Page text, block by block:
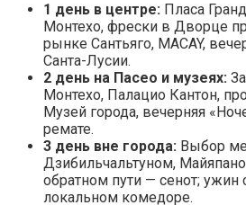
1 день в центре: Пласа
Монтехо, фрески в Дворце
рынке Сантьяго, MACAY,
Санта-Лусии.
2 день на Пасео и музеях:
Монтехо, Палацио Кантон,
Музей города, вечерняя
ремате.
3 день вне города: Выбор
Дзибильчальтуном,
обратном пути — сенот; ужин
локальном комедоре.